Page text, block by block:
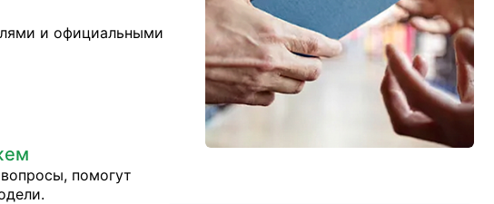
и официальными
помогут